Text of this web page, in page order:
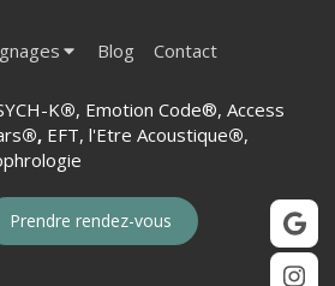
Blog Contact
K®, Emotion Code®, Access
®, EFT, l'Etre Acoustique®,
Prendre rendez-vous